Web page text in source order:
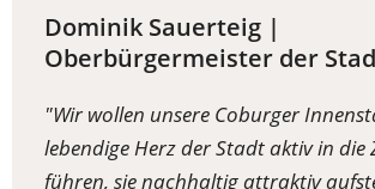
Dominik Sauerteig |
Oberbürgermeister der
"Wir wollen unsere Coburger
lebendige Herz der Stadt aktiv in die
führen, sie nachhaltig attraktiv